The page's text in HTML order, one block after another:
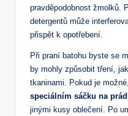
pravděpodobnost žmolků.
detergentů může
přispět k opotřebení.
Při praní batohu byste se
by mohly způsobit tření,
tkaninami. Pokud je
speciálním sáčku na
jinými ‌kusy oblečení. Po